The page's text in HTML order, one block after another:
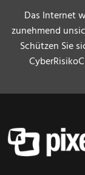
Das Internet
zunehmend
Schützen Sie